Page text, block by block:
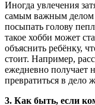
Иногда увлечения
самым важным делом
посыпать голову
такое хобби может
объяснить ребёнку,
стоит. Например,
ежедневно получает
превратиться в дело
3. Как быть, если